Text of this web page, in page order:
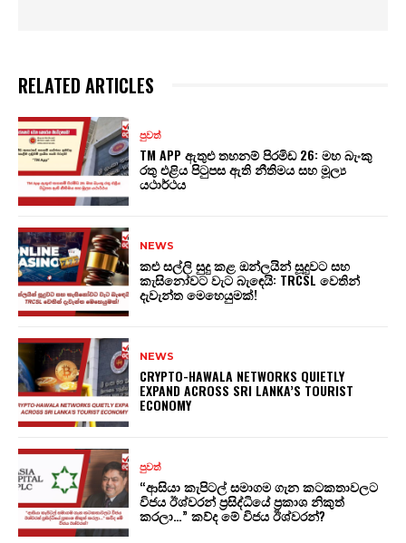
RELATED ARTICLES
පුවත්
TM APP ඇතුළු තහනම් පිරමිඩ 26: මහ බැංකු
රතු එළිය පිටුපස ඇති නීතිමය සහ මූල්‍ය
යථාර්ථය
NEWS
කළු සල්ලි සුදු කළ ඔන්ලයින් සූදුවට සහ
කැසිනෝවට වැට බැඳෙයි: TRCSL වෙතින්
දැවැන්ත මෙහෙයුමක්!
NEWS
CRYPTO-HAWALA NETWORKS QUIETLY
EXPAND ACROSS SRI LANKA’S TOURIST
ECONOMY
පුවත්
“ආසියා කැපිටල් සමාගම ගැන කටකතාවලට
විජය ඊශ්වරන් ප්‍රසිද්ධියේ ප්‍රකාශ නිකුත්
කරලා…” කව්ද මේ විජය ඊශ්වරන්?